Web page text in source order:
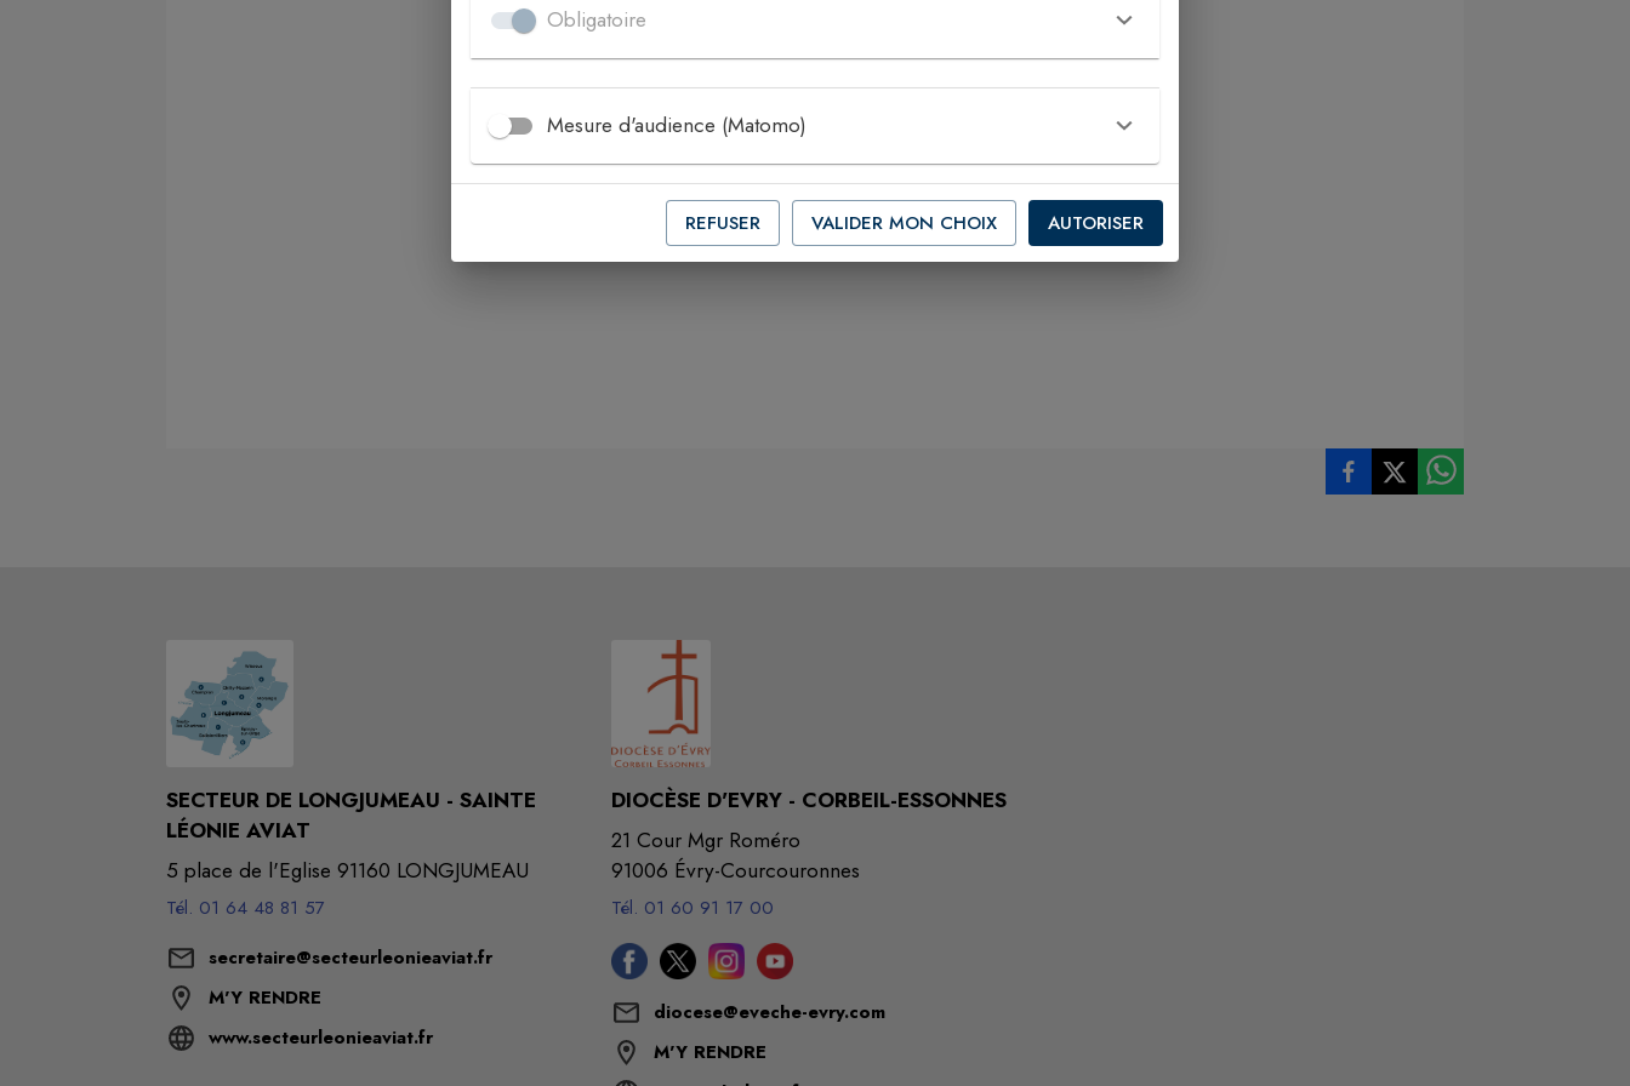
SECTEUR DE LONGJUMEAU - SAINTE
LÉONIE AVIAT
5 place de l'Eglise 91160 LONGJUMEAU
Tél. 01 64 48 81 57
secretaire@secteurleonieaviat.fr
M'Y RENDRE
www.secteurleonieaviat.fr
DIOCÈSE D'EVRY - CORBEIL-ESSONNES
21 Cour Mgr Roméro
91006 Évry-Courcouronnes
Tél. 01 60 91 17 00
diocese@eveche-evry.com
M'Y RENDRE
Obligatoire
Mesure d'audience (Matomo)
REFUSER VALIDER MON CHOIX AUTORISER